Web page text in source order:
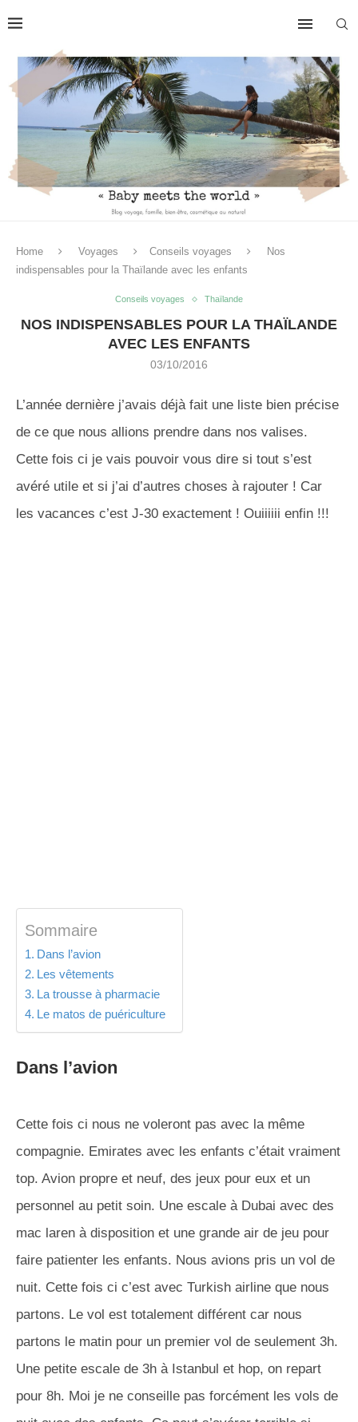
Home Voyages Conseils voyages
Nos
indispensables pour la Thaïlande avec les enfants
Conseils voyages Thaïlande
NOS INDISPENSABLES POUR LA THAÏLANDE
AVEC LES ENFANTS
03/10/2016
L’année dernière j’avais déjà fait une liste bien précise
de ce que nous allions prendre dans nos valises.
Cette fois ci je vais pouvoir vous dire si tout s’est
avéré utile et si j’ai d’autres choses à rajouter ! Car
les vacances c’est J-30 exactement ! Ouiiiiii enfin !!!
Sommaire
Dans l’avion
Les vêtements
La trousse à pharmacie
Le matos de puériculture
Dans l’avion
Cette fois ci nous ne voleront pas avec la même
compagnie. Emirates avec les enfants c’était vraiment
top. Avion propre et neuf, des jeux pour eux et un
personnel au petit soin. Une escale à Dubai avec des
mac laren à disposition et une grande air de jeu pour
faire patienter les enfants. Nous avions pris un vol de
nuit. Cette fois ci c’est avec Turkish airline que nous
partons. Le vol est totalement différent car nous
partons le matin pour un premier vol de seulement 3h.
Une petite escale de 3h à Istanbul et hop, on repart
pour 8h. Moi je ne conseille pas forcément les vols de